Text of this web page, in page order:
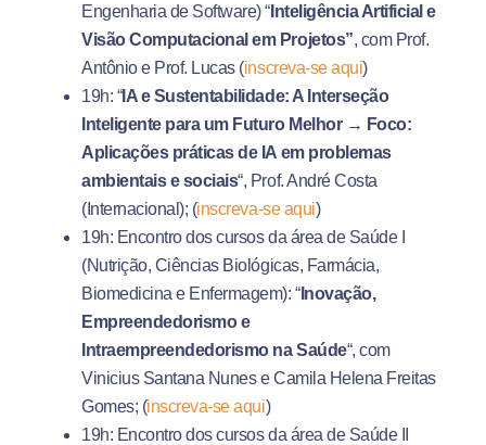
Engenharia de Software) “ Inteligência Artificial e
Visão Computacional em Projetos”, com Prof.
Antônio e Prof. Lucas (inscreva-se aqui)
19h: “IA e Sustentabilidade: A Interseção
Inteligente para um Futuro Melhor → Foco:
Aplicações práticas de IA em problemas
ambientais e sociais“, Prof. André Costa
(Internacional); (inscreva-se aqui)
19h: Encontro dos cursos da área de Saúde I
(Nutrição, Ciências Biológicas, Farmácia,
Biomedicina e Enfermagem): “Inovação,
Empreendedorismo e
Intraempreendedorismo na Saúde“, com
Vinicius Santana Nunes e Camila Helena Freitas
Gomes; (inscreva-se aqui)
19h: Encontro dos cursos da área de Saúde II